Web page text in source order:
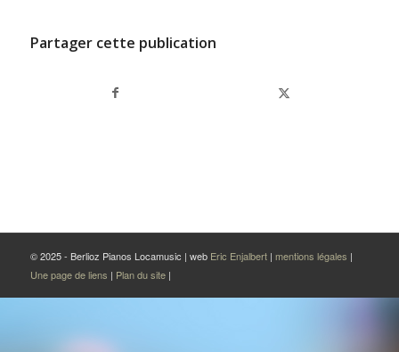
Partager cette publication
© 2025 - Berlioz Pianos Locamusic | web Eric Enjalbert| mentions légales |
Une page de liens | Plan du site |